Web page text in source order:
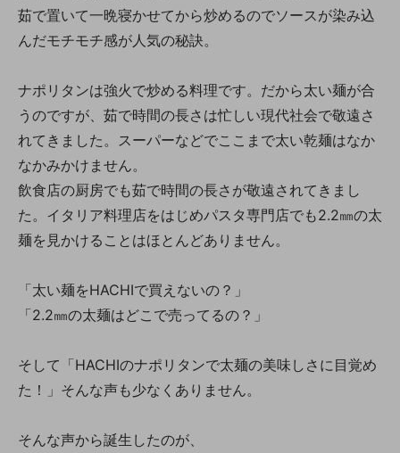
茹で置いて一晩寝かせてから炒めるのでソースが染み込
んだモチモチ感が人気の秘訣。
ナポリタンは強火で炒める料理です。だから太い麺が合
うのですが、茹で時間の長さは忙しい現代社会で敬遠さ
れてきました。スーパーなどでここまで太い乾麺はなか
なかみかけません。
飲食店の厨房でも茹で時間の長さが敬遠されてきまし
た。イタリア料理店をはじめパスタ専門店でも2.2㎜の太
麺を見かけることはほとんどありません。
「太い麺をHACHIで買えないの？」
「2.2㎜の太麺はどこで売ってるの？」
そして「HACHIのナポリタンで太麺の美味しさに目覚め
た！」そんな声も少なくありません。
そんな声から誕生したのが、